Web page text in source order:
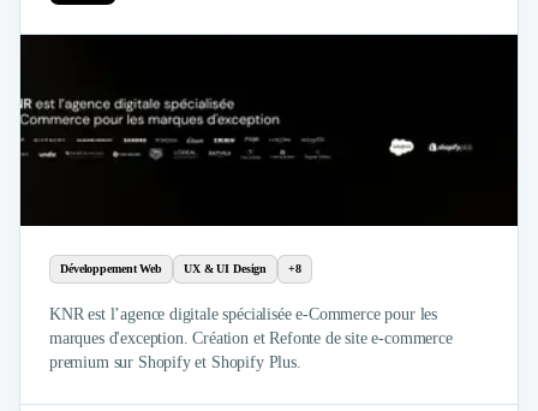
Conception & Aménagement de Bureaux
Sourcing et Imports
Office Management
Réhabilitation et maintenance
Gestion Immobilière
Logiciel PropTech
Courtage en Energie
Développement Web UX & UI Design +8
KNR est l’agence digitale spécialisée e-Commerce pour les
marques d'exception. Création et Refonte de site e-commerce
premium sur Shopify et Shopify Plus.